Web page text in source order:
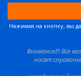
Нажимая на кнопку, вы
Внимание!!! Все
носят